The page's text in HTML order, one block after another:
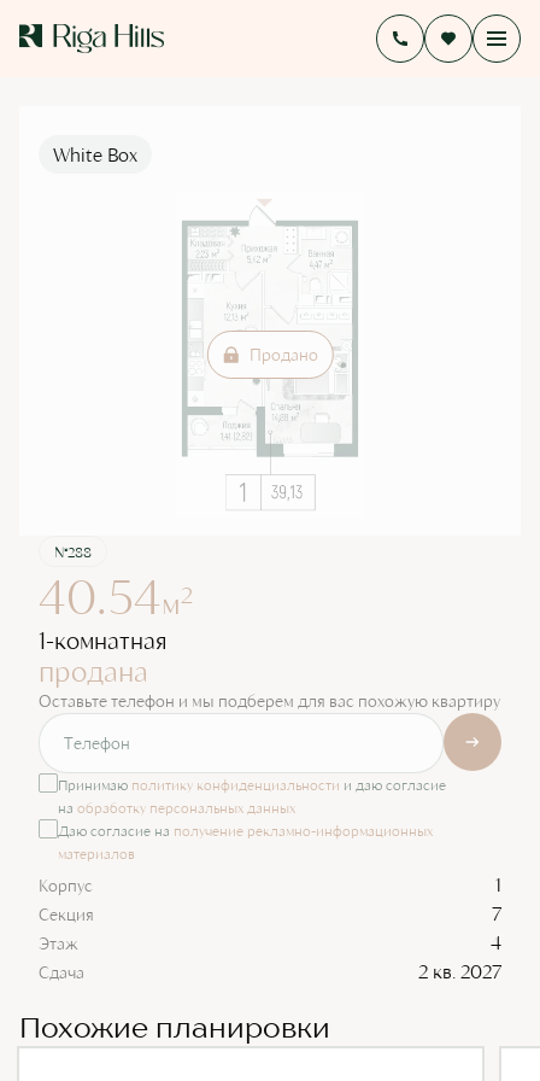
1-комнатная40.54 м Цена по запросу
White Box
Продано
№288
40.54м2
1-комнатная
продана
Оставьте телефон и мы подберем для вас похожую квартиру
Принимаю политику конфиденциальности и даю согласие
на обработку персональных данных
Даю согласие на получение рекламно-информационных
материалов
Корпус 1
Секция 7
Этаж 4
Сдача 2 кв. 2027
Похожие планировки